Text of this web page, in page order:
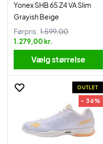
Yonex SHB 65 Z4 VA Slim
Grayish Beige
Førpris: 1.599,00
1.279,00 kr.
Vælg størrelse
OUTLET
- 36%